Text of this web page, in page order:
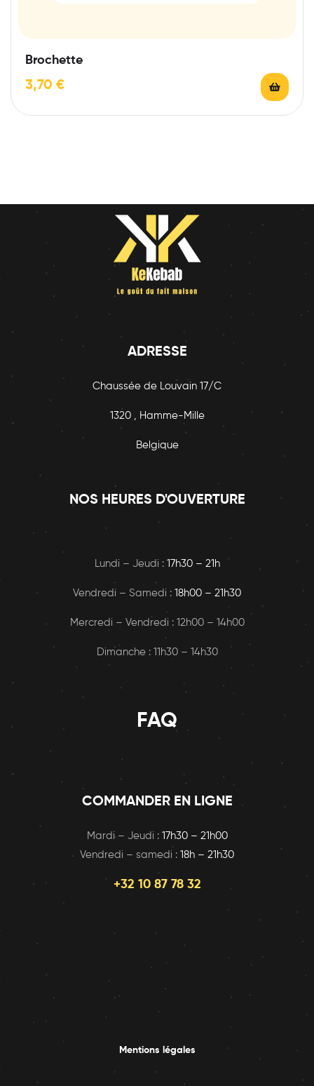
Brochette
3,70 €
ADRESSE
Chaussée de Louvain 17/C
1320 , Hamme-Mille
Belgique
NOS HEURES D'OUVERTURE
Lundi – Jeudi : 17h30 – 21h
Vendredi – Samedi : 18h00 – 21h30
Mercredi – Vendredi : 12h00 – 14h00
Dimanche : 11h30 – 14h30
FAQ
COMMANDER EN LIGNE
Mardi – Jeudi : 17h30 – 21h00
Vendredi – samedi : 18h – 21h30
+32 10 87 78 32
Mentions légales